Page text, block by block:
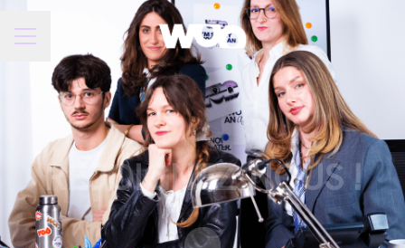
Menu carrière
REJOIGNEZ-NOUS !
Faire défiler jusqu'au contenu